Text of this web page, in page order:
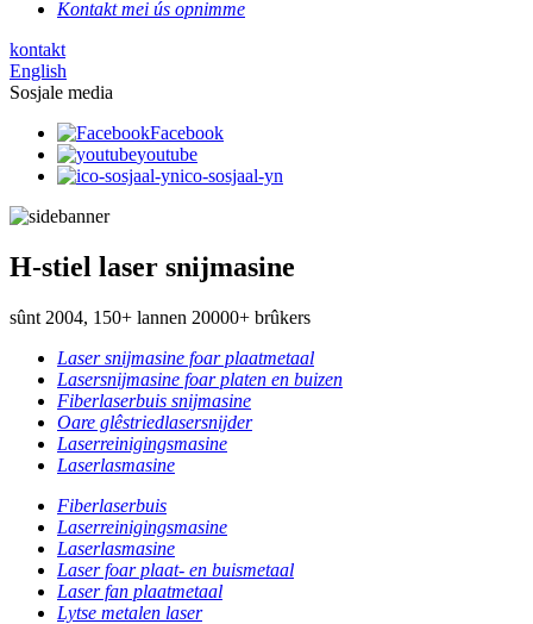
Kontakt mei ús opnimme
kontakt
English
Sosjale media
Facebook
youtube
ico-sosjaal-yn
H-stiel laser snijmasine
sûnt 2004, 150+ lannen 20000+ brûkers
Laser snijmasine foar plaatmetaal
Lasersnijmasine foar platen en buizen
Fiberlaserbuis snijmasine
Oare glêstriedlasersnijder
Laserreinigingsmasine
Laserlasmasine
Fiberlaserbuis
Laserreinigingsmasine
Laserlasmasine
Laser foar plaat- en buismetaal
Laser fan plaatmetaal
Lytse metalen laser